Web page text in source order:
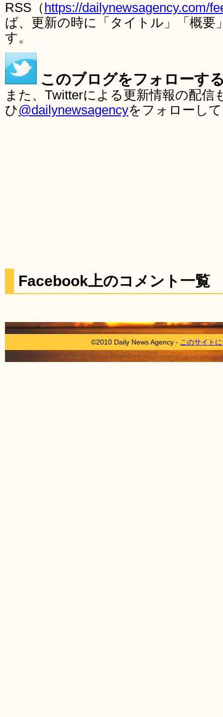
RSS（ https://dailynewsagency.com/
ば、更新の時に「タイトル」「概要
す。
このブログをフォローす
また、Twitterによる更新情報の配
ひ@dailynewsagencyをフォローし
Facebook上のコメント一覧
©2010 Daily News Agency - このサイト